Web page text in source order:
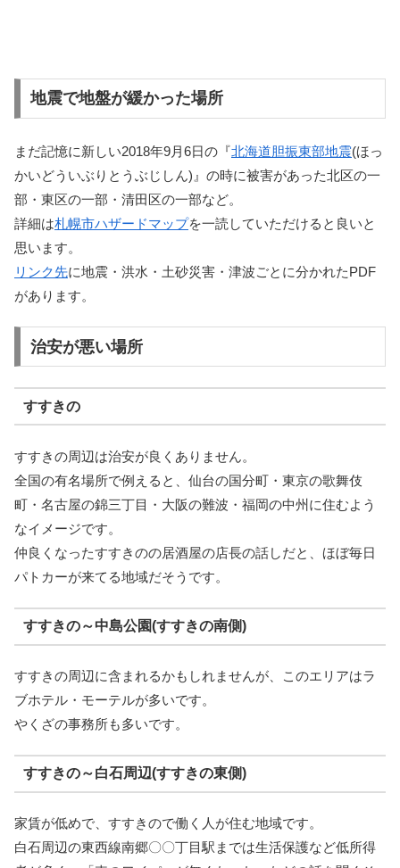
地震で地盤が緩かった場所
まだ記憶に新しい2018年9月6日の『北海道胆振東部地震(ほっ
かいどういぶりとうぶじしん)』の時に被害があった北区の一
部・東区の一部・清田区の一部など。
詳細は札幌市ハザードマップを一読していただけると良いと
思います。
リンク先に地震・洪水・土砂災害・津波ごとに分かれたPDF
があります。
治安が悪い場所
すすきの
すすきの周辺は治安が良くありません。
全国の有名場所で例えると、仙台の国分町・東京の歌舞伎
町・名古屋の錦三丁目・大阪の難波・福岡の中州に住むよう
なイメージです。
仲良くなったすすきのの居酒屋の店長の話しだと、ほぼ毎日
パトカーが来てる地域だそうです。
すすきの～中島公園(すすきの南側)
すすきの周辺に含まれるかもしれませんが、このエリアはラ
ブホテル・モーテルが多いです。
やくざの事務所も多いです。
すすきの～白石周辺(すすきの東側)
家賃が低めで、すすきので働く人が住む地域です。
白石周辺の東西線南郷〇〇丁目駅までは生活保護など低所得